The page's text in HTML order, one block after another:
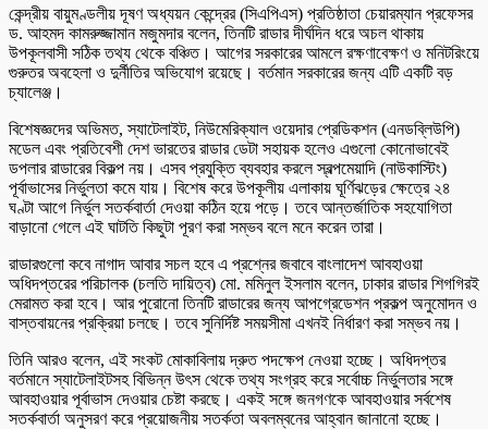
কেন্দ্রীয় বায়ুমণ্ডলীয় দূষণ অধ্যয়ন কেন্দ্রের (সিএপিএস) প্রতিষ্ঠাতা চেয়ারম্যান প্রফেসর
ড. আহমদ কামরুজ্জামান মজুমদার বলেন, তিনটি রাডার দীর্ঘদিন ধরে অচল থাকায়
উপকূলবাসী সঠিক তথ্য থেকে বঞ্চিত। আগের সরকারের আমলে রক্ষণাবেক্ষণ ও মনিটরিংয়ে
গুরুতর অবহেলা ও দুর্নীতির অভিযোগ রয়েছে। বর্তমান সরকারের জন্য এটি একটি বড়
চ্যালেঞ্জ।
বিশেষজ্ঞদের অভিমত, স্যাটেলাইট, নিউমেরিক্যাল ওয়েদার প্রেডিকশন (এনডব্লিউপি)
মডেল এবং প্রতিবেশী দেশ ভারতের রাডার ডেটা সহায়ক হলেও এগুলো কোনোভাবেই
ডপলার রাডারের বিকল্প নয়। এসব প্রযুক্তি ব্যবহার করলে স্বল্পমেয়াদি (নাউকাস্টিং)
পূর্বাভাসের নির্ভুলতা কমে যায়। বিশেষ করে উপকূলীয় এলাকায় ঘূর্ণিঝড়ের ক্ষেত্রে ২৪
ঘণ্টা আগে নির্ভুল সতর্কবার্তা দেওয়া কঠিন হয়ে পড়ে। তবে আন্তর্জাতিক সহযোগিতা
বাড়ানো গেলে এই ঘাটতি কিছুটা পূরণ করা সম্ভব বলে মনে করেন তারা।
রাডারগুলো কবে নাগাদ আবার সচল হবে এ প্রশ্নের জবাবে বাংলাদেশ আবহাওয়া
অধিদপ্তরের পরিচালক (চলতি দায়িত্ব) মো. মমিনুল ইসলাম বলেন, ঢাকার রাডার শিগগিরই
মেরামত করা হবে। আর পুরোনো তিনটি রাডারের জন্য আপগ্রেডেশন প্রকল্প অনুমোদন ও
বাস্তবায়নের প্রক্রিয়া চলছে। তবে সুনির্দিষ্ট সময়সীমা এখনই নির্ধারণ করা সম্ভব নয়।
তিনি আরও বলেন, এই সংকট মোকাবিলায় দ্রুত পদক্ষেপ নেওয়া হচ্ছে। অধিদপ্তর
বর্তমানে স্যাটেলাইটসহ বিভিন্ন উৎস থেকে তথ্য সংগ্রহ করে সর্বোচ্চ নির্ভুলতার সঙ্গে
আবহাওয়ার পূর্বাভাস দেওয়ার চেষ্টা করছে। একই সঙ্গে জনগণকে আবহাওয়ার সর্বশেষ
সতর্কবার্তা অনুসরণ করে প্রয়োজনীয় সতর্কতা অবলম্বনের আহ্বান জানানো হচ্ছে।